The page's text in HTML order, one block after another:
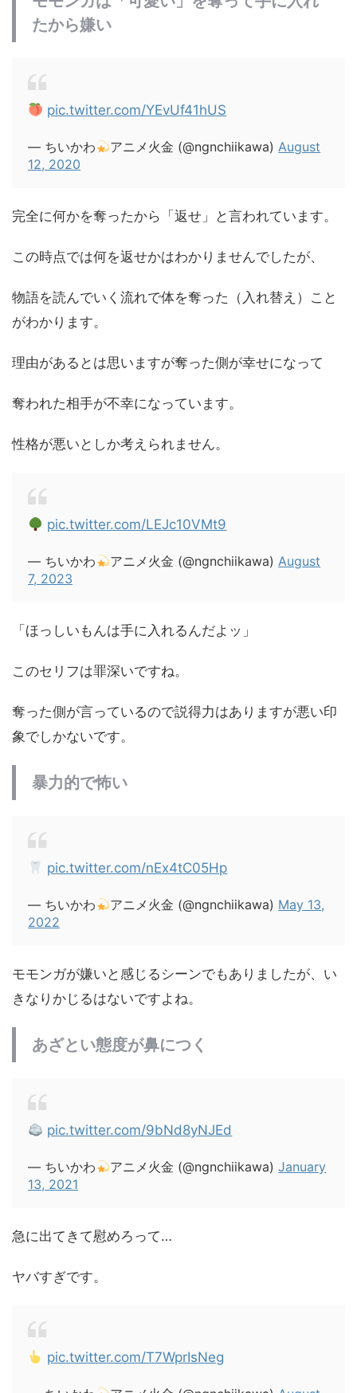
たから嫌い
pic.twitter.com/YEvUf41hUS
— ちいかわ アニメ火金 (@ngnchiikawa)August
12, 2020
完全に何かを奪ったから「返せ」と言われています。
この時点では何を返せかはわかりませんでしたが、
物語を読んでいく流れで体を奪った（入れ替え）こと
がわかります。
理由があるとは思いますが奪った側が幸せになって
奪われた相手が不幸になっています。
性格が悪いとしか考えられません。
pic.twitter.com/LEJc10VMt9
— ちいかわ アニメ火金 (@ngnchiikawa)August
7, 2023
「ほっしいもんは手に入れるんだよッ」
このセリフは罪深いですね。
奪った側が言っているので説得力はありますが悪い印
象でしかないです。
暴力的で怖い
pic.twitter.com/nEx4tC05Hp
— ちいかわ アニメ火金 (@ngnchiikawa) May 13,
2022
モモンガが嫌いと感じるシーンでもありましたが、い
きなりかじるはないですよね。
あざとい態度が鼻につく
pic.twitter.com/9bNd8yNJEd
— ちいかわ アニメ火金 (@ngnchiikawa)January
13, 2021
急に出てきて慰めろって…
ヤバすぎです。
pic.twitter.com/T7WprIsNeg